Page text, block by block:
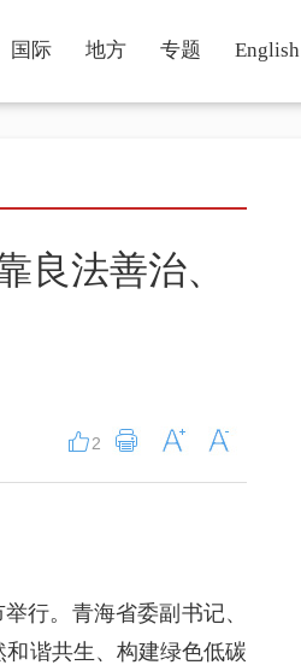
国际 地方 专题 English
良法善治、
2
行。青海省委副书记、
和谐共生、构建绿色低碳